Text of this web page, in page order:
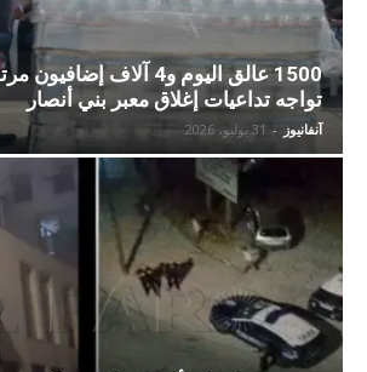
1500 عالق اليوم و4 آلاف
تواجه تداعيات إغلاق معبر بني أنصار
آنفانيوز - 31 يوليو، 2026